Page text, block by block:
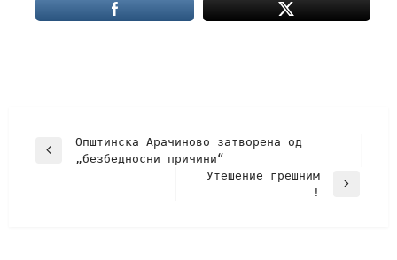
Општинска Арачиново затворена од
„безбедносни причини“
Утешение грешним
!